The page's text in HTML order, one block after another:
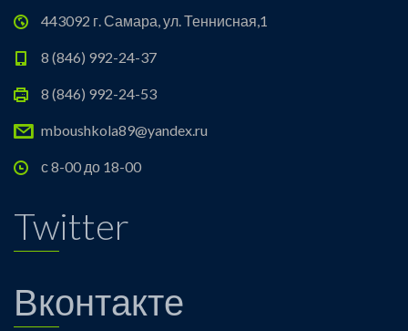
443092 г. Самара, ул. Теннисная,1
8 (846) 992-24-37
8 (846) 992-24-53
mboushkola89@yandex.ru
с 8-00 до 18-00
Twitter
Вконтакте